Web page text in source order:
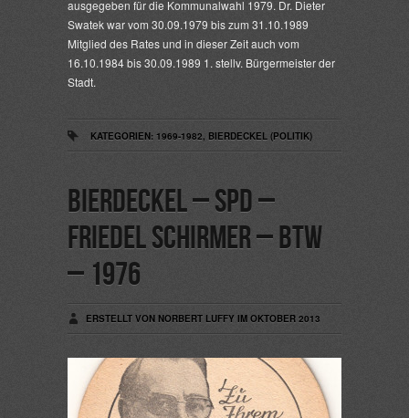
ausgegeben für die Kommunalwahl 1979. Dr. Dieter
Swatek war vom 30.09.1979 bis zum 31.10.1989
Mitglied des Rates und in dieser Zeit auch vom
16.10.1984 bis 30.09.1989 1. stellv. Bürgermeister der
Stadt.
KATEGORIEN: 1969-1982, BIERDECKEL (POLITIK)
Bierdeckel – SPD –
Friedel Schirmer – BTW
– 1976
ERSTELLT VON NORBERT LUFFY IM OKTOBER 2013